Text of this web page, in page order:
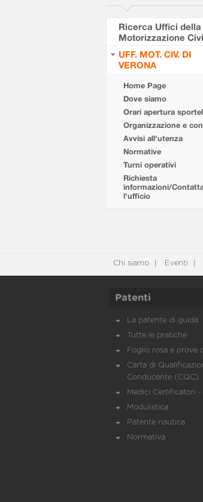
Ricerca Uffici della
Motorizzazione
UFF. MOT. CIV. DI
VERONA
Home Page
Dove siamo
Orari apertura
Organizzazione e
Avvisi all'utenza
Normative
Turni operativi
Richiesta
informazioni/
l'ufficio
Chi siamo Eventi
Patenti
La patente di guida
Tutte le pratiche
Foglio rosa e prove
Carta di
Conducente (CQC)
Medici Certificatori
Modulistica
Patente nautica
Normativa